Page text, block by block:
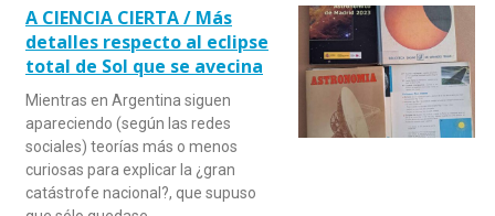
A CIENCIA CIERTA / Más
detalles respecto al eclipse
total de Sol que se avecina
Mientras en Argentina siguen
apareciendo (según las redes
sociales) teorías más o menos
curiosas para explicar la ¿gran
catástrofe nacional?, que supuso